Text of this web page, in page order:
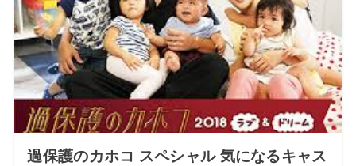
過保護のカホコ スペシャル 気になるキャス